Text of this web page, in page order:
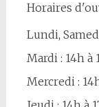
Horaires
Lundi,
Mardi : 14h à
Mercredi :